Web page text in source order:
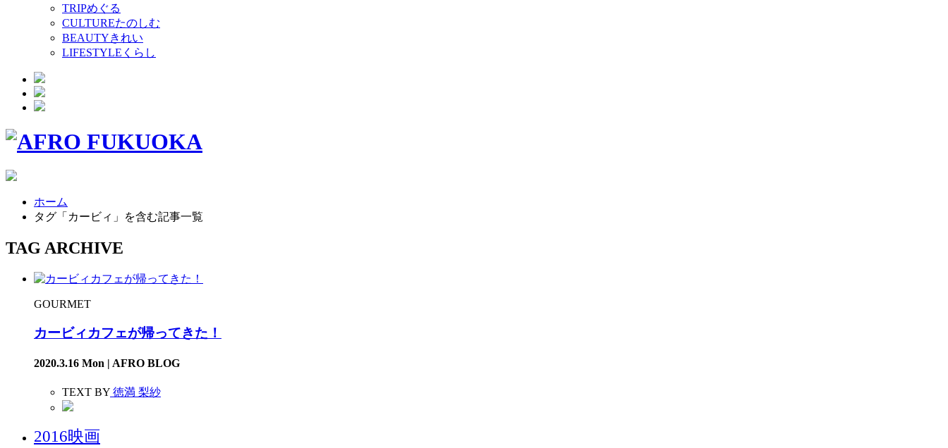
TRIPめぐる
CULTUREたのしむ
BEAUTYきれい
LIFESTYLE くらし
ホーム
タグ「カービィ」を含む記事一覧
TAG ARCHIVE
GOURMET
カービィカフェが帰ってきた！
2020.3.16 Mon | AFRO BLOG
TEXT BY 徳満 梨紗
2016映画